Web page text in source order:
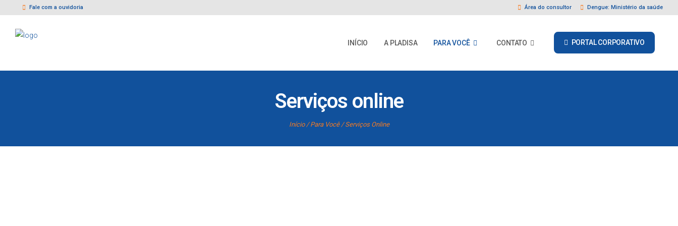
Fale com a ouvidoria Área do consultor Dengue: Ministério da saúde
INÍCIO A PLADISA PARA VOCÊ CONTATO PORTAL CORPORATIVO
Serviços online
Início Para Você Serviços Online